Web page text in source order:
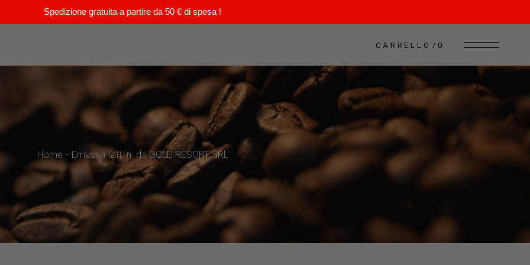
Spedizione gratuita a partire da 50 € di spesa !
CARRELLO 0
Home Emessa fatt. n. da GOLD RESORT SRL